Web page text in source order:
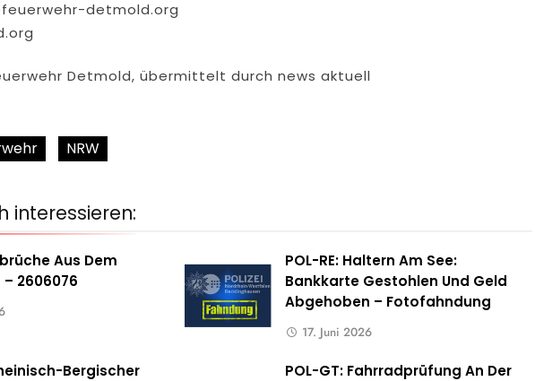
detmold.org
Detmold, übermittelt durch news aktuell
NRW
interessieren:
Aus Dem
2606076
POL-RE: Haltern Am See:
Bankkarte Gestohlen Und Geld
Abgehoben – Fotofahndung
17. Juni 2026
Bergischer
POL-GT: Fahrradprüfung An Der